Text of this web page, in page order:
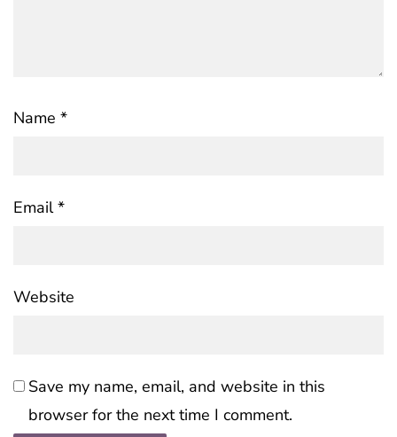
Name *
Email*
Website
Save my name, email, and website in this
browser for the next time I comment.